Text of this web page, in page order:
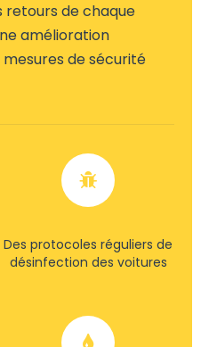
retours de chaque
amélioration
de sécurité
Des protocoles réguliers de
désinfection des voitures